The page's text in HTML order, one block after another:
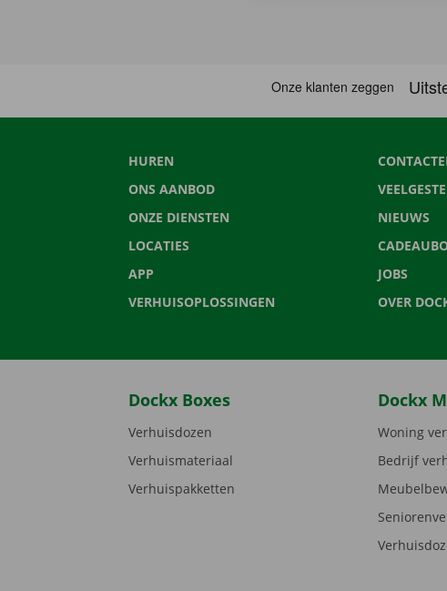
HUREN
ONS AANBOD
ONZE DIENSTEN
LOCATIES
APP
VERHUISOPLOSSINGEN
NIEUWS
JOBS
OVER
Dockx Boxes
Verhuisdozen
Verhuismateriaal
Verhuispakketten
Dockx
Woning
Bedrijf